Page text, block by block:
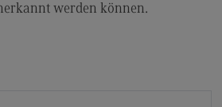
werden können.